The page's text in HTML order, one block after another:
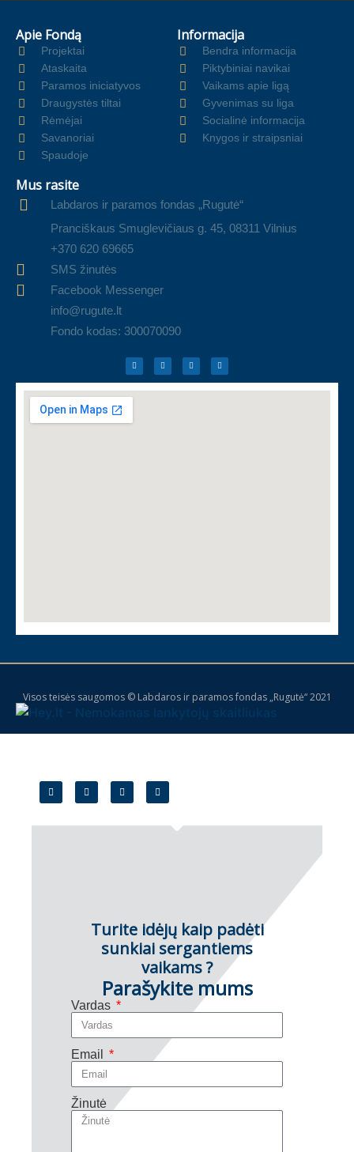
Apie Fondą
Projektai
Ataskaita
Paramos iniciatyvos
Draugystės tiltai
Rėmėjai
Savanoriai
Spaudoje
Informacija
Bendra informacija
Piktybiniai navikai
Vaikams apie ligą
Gyvenimas su liga
Socialinė informacija
Knygos ir straipsniai
Mus rasite
Labdaros ir paramos fondas „Rugutė“
Pranciškaus Smuglevičiaus g. 45, 08311 Vilnius
+370 620 69665
SMS žinutės
Facebook Messenger
info@rugute.lt
Fondo kodas: 300070090
Visos teisės saugomos © Labdaros ir paramos fondas „Rugutė“ 2021
Turite idėjų kaip padėti
sunkiai sergantiems
vaikams ?
Parašykite mums
Vardas
Email
Žinutė